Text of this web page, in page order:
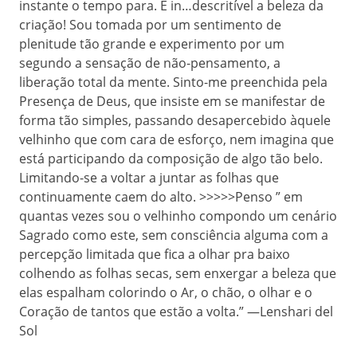
instante o tempo para. É in…descritível a beleza da
criação! Sou tomada por um sentimento de
plenitude tão grande e experimento por um
segundo a sensação de não-pensamento, a
liberação total da mente. Sinto-me preenchida pela
Presença de Deus, que insiste em se manifestar de
forma tão simples, passando desapercebido àquele
velhinho que com cara de esforço, nem imagina que
está participando da composição de algo tão belo.
Limitando-se a voltar a juntar as folhas que
continuamente caem do alto. >>>>>Penso ” em
quantas vezes sou o velhinho compondo um cenário
Sagrado como este, sem consciência alguma com a
percepção limitada que fica a olhar pra baixo
colhendo as folhas secas, sem enxergar a beleza que
elas espalham colorindo o Ar, o chão, o olhar e o
Coração de tantos que estão a volta.” —Lenshari del
Sol